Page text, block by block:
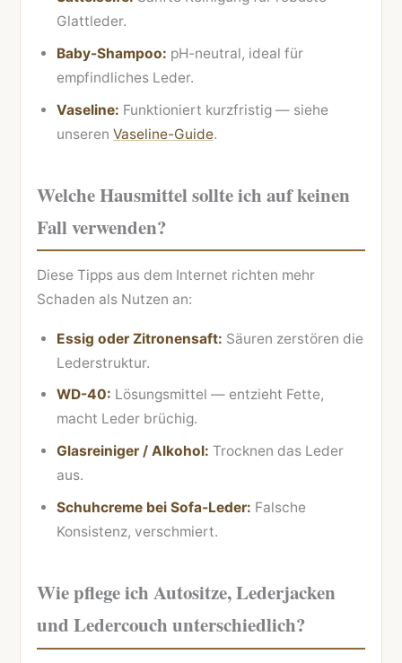
Glattleder.
Baby-Shampoo: pH-neutral, ideal für
empfindliches Leder.
Vaseline: Funktioniert kurzfristig — siehe
unseren Vaseline-Guide.
Welche Hausmittel sollte ich auf keinen
Fall verwenden?
Diese Tipps aus dem Internet richten mehr
Schaden als Nutzen an:
Essig oder Zitronensaft: Säuren zerstören die
Lederstruktur.
WD-40: Lösungsmittel — entzieht Fette,
macht Leder brüchig.
Glasreiniger / Alkohol: Trocknen das Leder
aus.
Schuhcreme bei Sofa-Leder: Falsche
Konsistenz, verschmiert.
Wie pflege ich Autositze, Lederjacken
und Ledercouch unterschiedlich?